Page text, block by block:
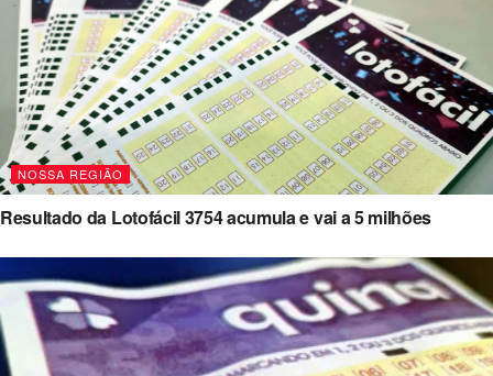
NOSSA REGIÃO
Resultado da Lotofácil 3754 acumula e vai a 5 milhões